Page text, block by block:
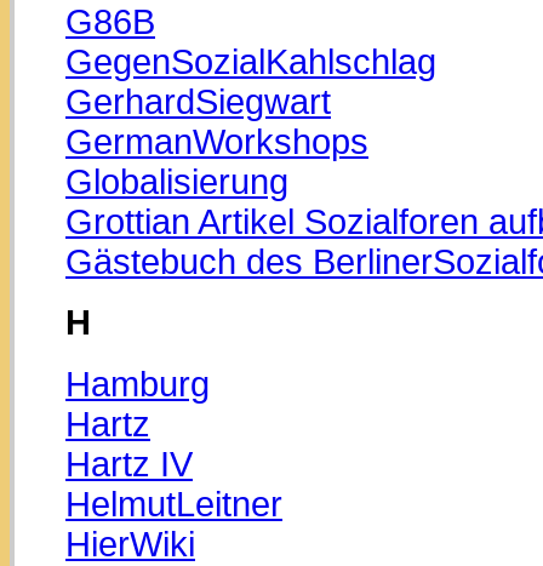
G86B
GegenSozialKahlschlag
GerhardSiegwart
GermanWorkshops
Globalisierung
Grottian Artikel Sozialforen
Gästebuch des
H
Hamburg
Hartz
Hartz IV
HelmutLeitner
HierWiki